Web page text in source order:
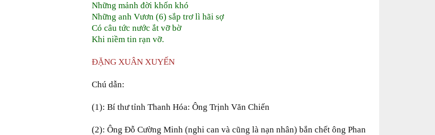
Những mảnh đời khốn khó
Những anh Vươn (6) sắp trơ lì hãi sợ
Có câu tức nước ắt vỡ bờ
Khi niềm tin rạn vỡ.
ĐẶNG XUÂN XUYẾN
Chú dẫn:
(1): Bí thư tỉnh Thanh Hóa: Ông Trịnh Văn Chiến
(2): Ông Đỗ Cường Minh (nghi can và cũng là nạn nhân) bắn chết ông Phan